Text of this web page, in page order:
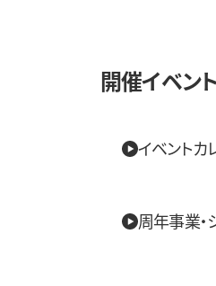
開催イベント
イベントカ
周年事業・